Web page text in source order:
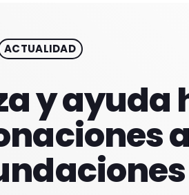
ACTUALIDAD
y